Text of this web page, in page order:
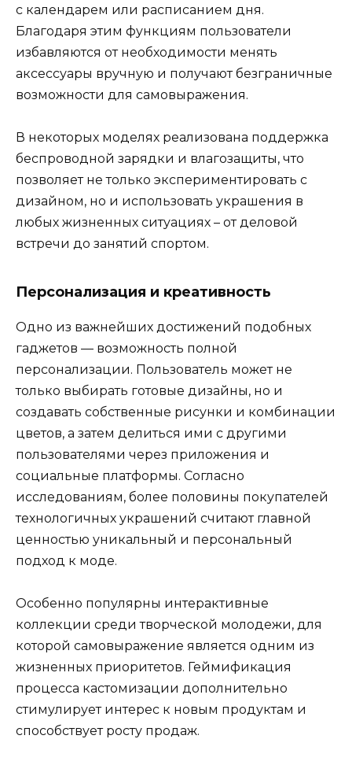
с календарем или расписанием дня.
Благодаря этим функциям пользователи
избавляются от необходимости менять
аксессуары вручную и получают безграничные
возможности для самовыражения.
В некоторых моделях реализована поддержка
беспроводной зарядки и влагозащиты, что
позволяет не только экспериментировать с
дизайном, но и использовать украшения в
любых жизненных ситуациях – от деловой
встречи до занятий спортом.
Персонализация и креативность
Одно из важнейших достижений подобных
гаджетов — возможность полной
персонализации. Пользователь может не
только выбирать готовые дизайны, но и
создавать собственные рисунки и комбинации
цветов, а затем делиться ими с другими
пользователями через приложения и
социальные платформы. Согласно
исследованиям, более половины покупателей
технологичных украшений считают главной
ценностью уникальный и персональный
подход к моде.
Особенно популярны интерактивные
коллекции среди творческой молодежи, для
которой самовыражение является одним из
жизненных приоритетов. Геймификация
процесса кастомизации дополнительно
стимулирует интерес к новым продуктам и
способствует росту продаж.